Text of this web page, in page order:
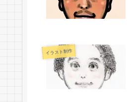
イラスト制作